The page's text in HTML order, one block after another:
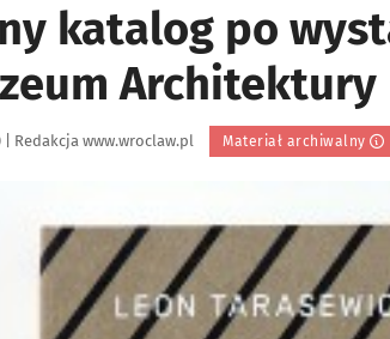
katalog po
Architektury
Autor:
Redakcja www.wroclaw.pl Materiał archiwalny